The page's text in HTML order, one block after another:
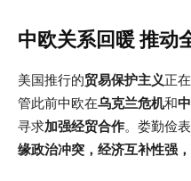
中欧关系回暖 推动
美国推行的贸易保护主义正
管此前中欧在乌克兰危机和
寻求加强经贸合作。娄勤俭表
缘政治冲突，经济互补性强